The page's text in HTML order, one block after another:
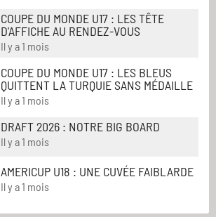
COUPE DU MONDE U17 : LES TÊTE
D'AFFICHE AU RENDEZ-VOUS
Il y a 1 mois
COUPE DU MONDE U17 : LES BLEUS
QUITTENT LA TURQUIE SANS MÉDAILLE
Il y a 1 mois
DRAFT 2026 : NOTRE BIG BOARD
Il y a 1 mois
AMERICUP U18 : UNE CUVÉE FAIBLARDE
Il y a 1 mois